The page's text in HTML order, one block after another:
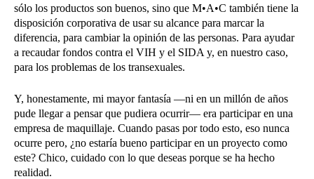
sólo los productos son buenos, sino que M•A•C también tiene la
disposición corporativa de usar su alcance para marcar la
diferencia, para cambiar la opinión de las personas. Para ayudar
a recaudar fondos contra el VIH y el SIDA y, en nuestro caso,
para los problemas de los transexuales.
Y, honestamente, mi mayor fantasía —ni en un millón de años
pude llegar a pensar que pudiera ocurrir— era participar en una
empresa de maquillaje. Cuando pasas por todo esto, eso nunca
ocurre pero, ¿no estaría bueno participar en un proyecto como
este? Chico, cuidado con lo que deseas porque se ha hecho
realidad.